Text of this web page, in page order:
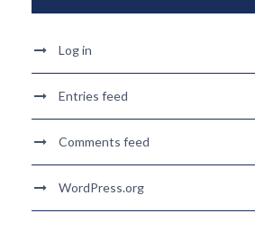
Log in
Entries feed
Comments feed
WordPress.org